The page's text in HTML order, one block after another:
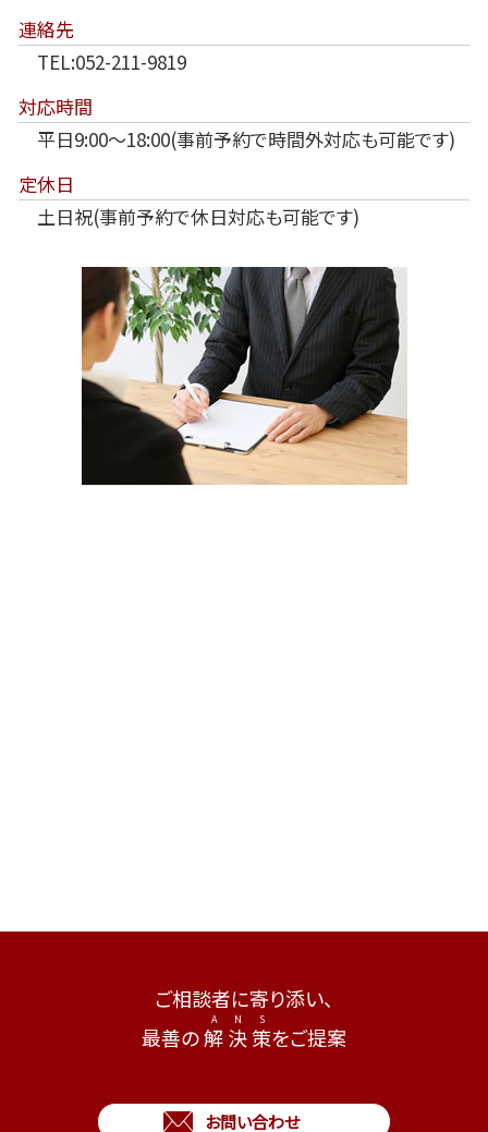
連絡先
TEL:052-211-9819
対応時間
平日9:00～18:00(事前予約で時間外対応も可能です)
定休日
土日祝(事前予約で休日対応も可能です)
ご相談者に寄り添い、
最善の解決策をご提案
お問い合わせ